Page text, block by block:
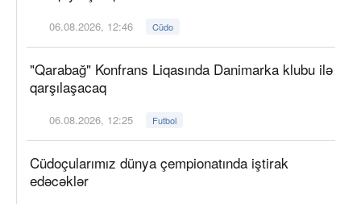
06.08.2026, 12:46 Cüdo
"Qarabağ" Konfrans Liqasında Danimarka klubu ilə
qarşılaşacaq
06.08.2026, 12:25 Futbol
Cüdoçularımız dünya çempionatında iştirak
edəcəklər